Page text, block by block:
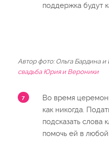
поддержка будут
Автор фото: Ольга Бардина и
свадьба Юрия и Вероники
Во время
как никогда.
подсказать слова
помочь ей в